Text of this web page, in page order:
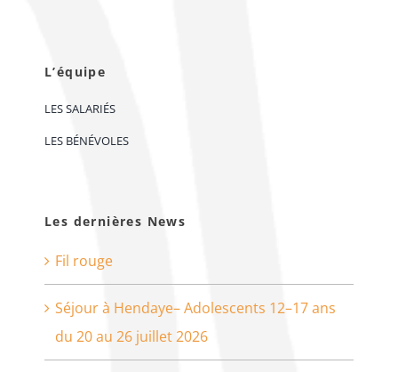
L’équipe
LES SALARIÉS
LES BÉNÉVOLES
Les dernières News
Fil rouge
Séjour à Hendaye– Adolescents 12–17 ans
du 20 au 26 juillet 2026